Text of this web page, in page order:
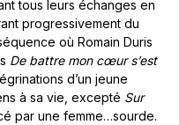
tous leurs échanges en
progressivement du
où Romain Duris
De battre mon cœur s’est
d’un jeune
à sa vie, excepté Sur
par une femme…sourde.